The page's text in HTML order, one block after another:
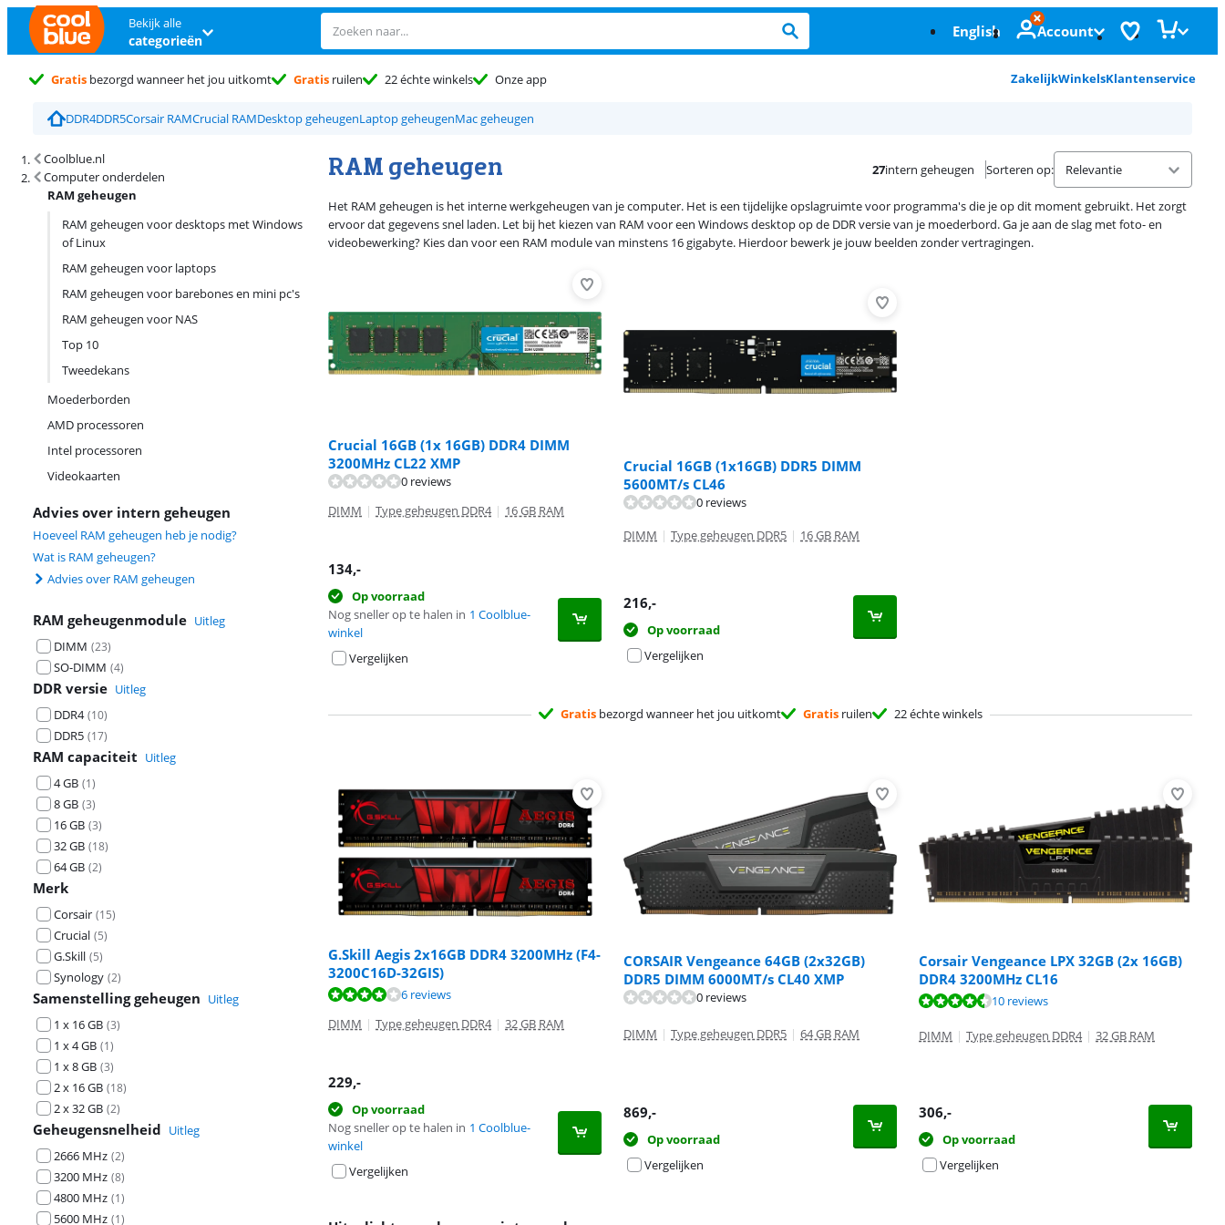
Bekijk alle
categorieën English Account
Gratis bezorgd wanneer het jou uitkomt Gratis ruilen 22 échte winkels Onze app ZakelijkWinkelsKlantenservice
DDR4DDR5Corsair RAMCrucial RAMDesktop geheugenLaptop geheugenMac geheugen
Coolblue.nl
Computer onderdelen
RAM geheugen
RAM geheugen voor desktops met Windows
of Linux
RAM geheugen voor laptops
RAM geheugen voor barebones en mini pc's
RAM geheugen voor NAS
Top 10
Tweedekans
Moederborden
AMD processoren
Intel processoren
Videokaarten
Advies over intern geheugen
Hoeveel RAM geheugen heb je nodig?
Wat is RAM geheugen?
Advies over RAM geheugen
RAM geheugenmodule Uitleg
DIMM (23)
SO-DIMM (4)
DDR versie Uitleg
DDR4 (10)
DDR5 (17)
RAM capaciteit Uitleg
4 GB (1)
8 GB (3)
16 GB (3)
32 GB (18)
64 GB (2)
Merk
Corsair (15)
Crucial (5)
G.Skill (5)
Synology (2)
Samenstelling geheugen Uitleg
1 x 16 GB (3)
1 x 4 GB (1)
1 x 8 GB (3)
2 x 16 GB (18)
2 x 32 GB (2)
Geheugensnelheid Uitleg
2666 MHz (2)
3200 MHz (8)
4800 MHz (1)
5600 MHz (1)
RAM geheugen
Zoekresultaten en sortering
27intern geheugen Sorteren op:
Het RAM geheugen is het interne werkgeheugen van je computer. Het is een tijdelijke opslagruimte voor programma's die je op dit moment gebruikt. Het zorgt
ervoor dat gegevens snel laden. Let bij het kiezen van RAM voor een Windows desktop op de DDR versie van je moederbord. Ga je aan de slag met foto- en
videobewerking? Kies dan voor een RAM module van minstens 16 gigabyte. Hierdoor bewerk je jouw beelden zonder vertragingen.
Crucial 16GB (1x 16GB) DDR4 DIMM
3200MHz CL22 XMP
0 reviews
DIMM | Type geheugen DDR4 | 16 GB RAM
134,-
Op voorraad
Nog sneller op te halen in 1 Coolblue-
winkel
Vergelijken
Crucial 16GB (1x16GB) DDR5 DIMM
5600MT/s CL46
0 reviews
DIMM | Type geheugen DDR5 | 16 GB RAM
216,-
Op voorraad
Vergelijken
Gratisbezorgd wanneer het jou uitkomt Gratisruilen 22 échte winkels
G.Skill Aegis 2x16GB DDR4 3200MHz (F4-
3200C16D-32GIS)
Beoordeling is 8,4 van de 10, gebaseerd op 6 reviews.
6 reviews
DIMM | Type geheugen DDR4 | 32 GB RAM
229,-
Op voorraad
Nog sneller op te halen in 1 Coolblue-
winkel
Vergelijken
CORSAIR Vengeance 64GB (2x32GB)
DDR5 DIMM 6000MT/s CL40 XMP
0 reviews
DIMM | Type geheugen DDR5 | 64 GB RAM
869,-
Op voorraad
Vergelijken
Corsair Vengeance LPX 32GB (2x 16GB)
DDR4 3200MHz CL16
Beoordeling is 9,3 van de 10, gebaseerd op 10 reviews. 10 reviews
DIMM | Type geheugen DDR4 | 32 GB RAM
306,-
Op voorraad
Vergelijken